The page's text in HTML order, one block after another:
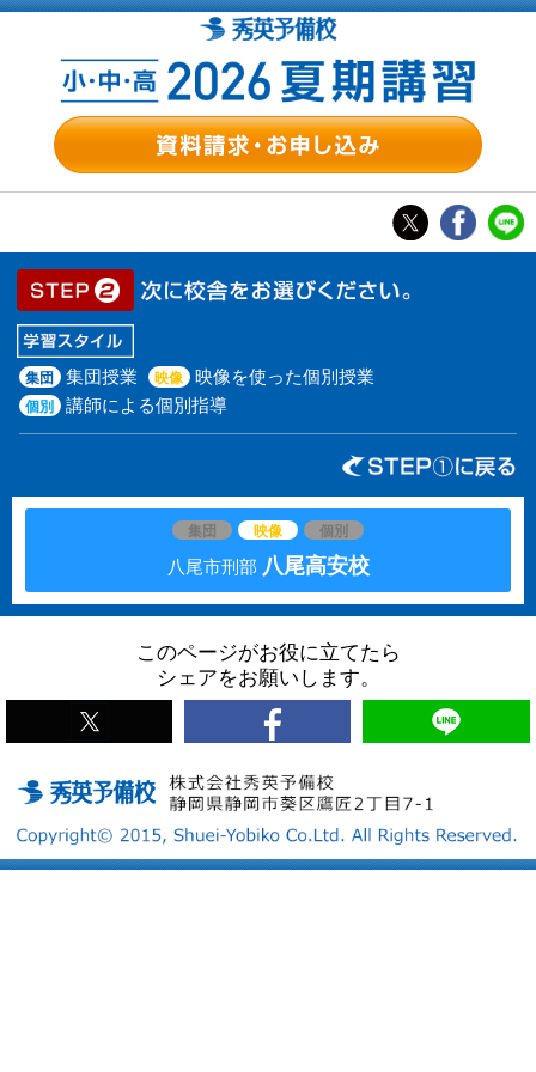
集団 集団授業 映像 映像を使った個別授業
個別 講師による個別指導
集団 映像 個別
八尾市刑部 八尾高安校
このページがお役に立てたら
シェアをお願いします。